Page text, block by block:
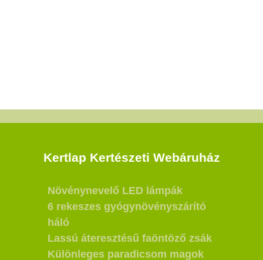
Kertlap Kertészeti Webáruház
Növénynevelő LED lámpák
6 rekeszes gyógynövényszárító
háló
Lassú áteresztésű faöntöző zsák
Különleges paradicsom magok